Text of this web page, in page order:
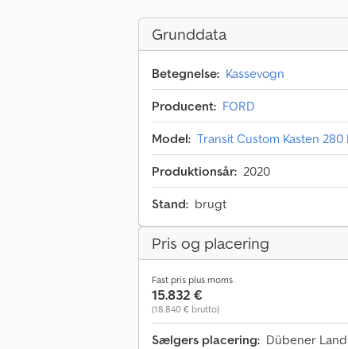
Grunddata
Betegnelse: Kassevogn
Producent: FORD
Model: Transit Custom Kasten 280
Produktionsår: 2020
Stand: brugt
Pris og placering
Fast pris plus moms
15.832 €
(18.840 € brutto)
Sælgers placering: Dübener